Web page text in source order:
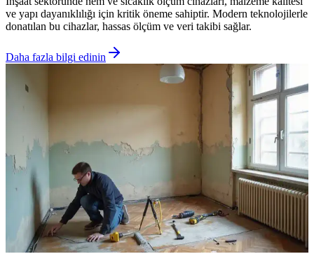
ve yapı dayanıklılığı için kritik öneme sahiptir. Modern teknolojilerle
donatılan bu cihazlar, hassas ölçüm ve veri takibi sağlar.
Daha fazla bilgi edinin